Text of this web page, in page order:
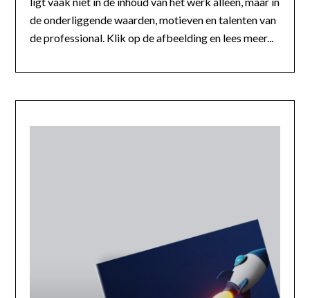
de onderliggende waarden, motieven en talenten van
de professional. Klik op de afbeelding en lees meer...